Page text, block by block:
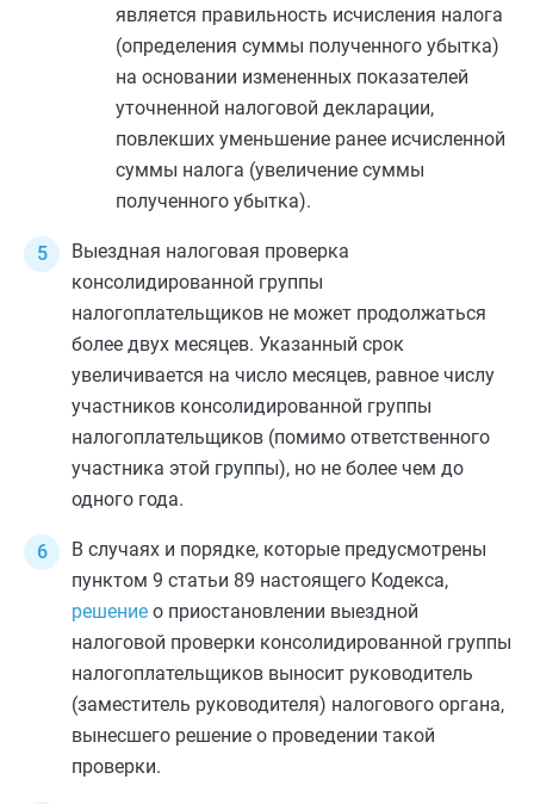
является правильность исчисления налога
(определения суммы полученного убытка)
на основании измененных показателей
уточненной налоговой декларации,
повлекших уменьшение ранее исчисленной
суммы налога (увеличение суммы
полученного убытка).
Выездная налоговая проверка
консолидированной группы
налогоплательщиков не может продолжаться
более двух месяцев. Указанный срок
увеличивается на число месяцев, равное числу
участников консолидированной группы
налогоплательщиков (помимо ответственного
участника этой группы), но не более чем до
одного года.
В случаях и порядке, которые предусмотрены
пунктом 9 статьи 89 настоящего Кодекса,
решение о приостановлении выездной
налоговой проверки консолидированной группы
налогоплательщиков выносит руководитель
(заместитель руководителя) налогового органа,
вынесшего решение о проведении такой
проверки.